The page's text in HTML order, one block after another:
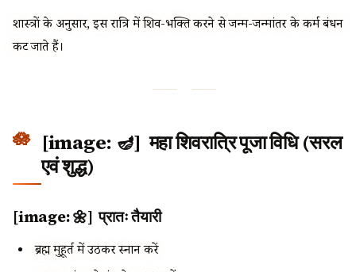
शास्त्रों के अनुसार, इस रात्रि में शिव-भक्ति करने से जन्म-जन्मांतर के कर्म बंधन
कट जाते हैं।
[image: 🪔] महा शिवरात्रि पूजा विधि (सरल
एवं शुद्ध)
[image: 🌼] प्रातः तैयारी
ब्रह्म मुहूर्त में उठकर स्नान करें